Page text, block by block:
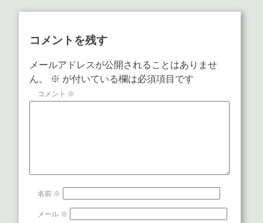
コメントを残す
メールアドレスが公開されることはありませ
ん。
※ が付いている欄は必須項目です
コメント ※
名前 ※
メール ※